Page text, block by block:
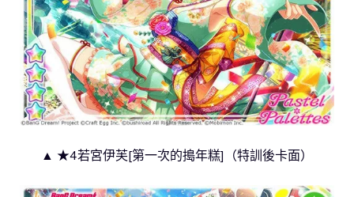
▲ ★4若宮伊芙[第一次的搗年糕]（特訓後卡面）